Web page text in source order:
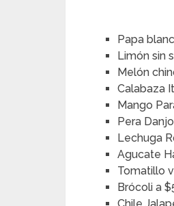
Papa
Limón sin
Melón
Calabaza
Mango
Pera
Lechuga
Agucate
Tomatillo
Brócoli a